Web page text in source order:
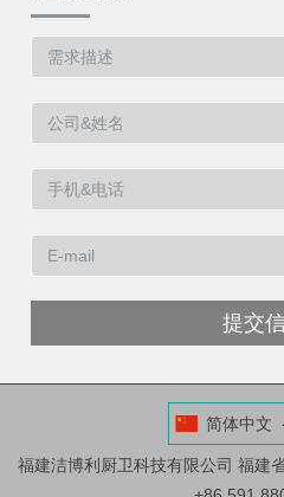
提交
简体中文
福建洁博利厨卫科技有限公司 福建